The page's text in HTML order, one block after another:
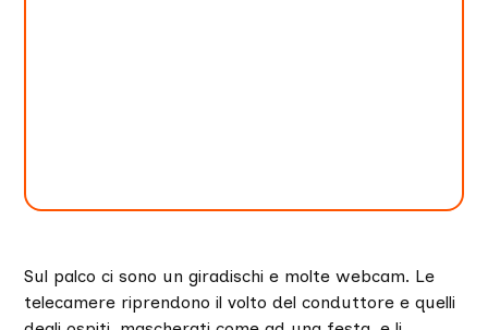
Sul palco ci sono un giradischi e molte webcam. Le
telecamere riprendono il volto del conduttore e quelli